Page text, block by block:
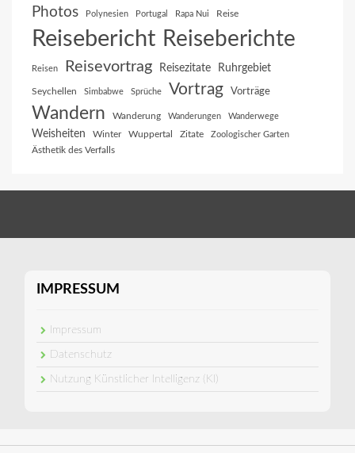
Photos Polynesien Portugal Rapa Nui Reise
Reisebericht Reiseberichte
Reisen Reisevortrag Reisezitate Ruhrgebiet
Seychellen Simbabwe Sprüche Vortrag Vorträge
Wandern Wanderung Wanderungen Wanderwege
Weisheiten Winter Wuppertal Zitate Zoologischer Garten
Ästhetik des Verfalls
IMPRESSUM
Impressum
Datenschutz
Nutzung Künstlicher Intelligenz (KI)